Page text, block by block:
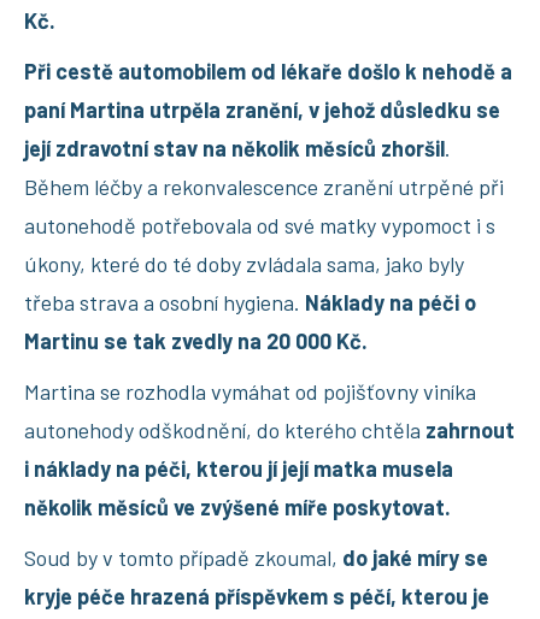
Kč.
Při cestě automobilem od lékaře došlo k nehodě a
paní Martina utrpěla zranění, v jehož důsledku se
její zdravotní stav na několik měsíců zhoršil.
Během léčby a rekonvalescence zranění utrpěné při
autonehodě potřebovala od své matky vypomoct i s
úkony, které do té doby zvládala sama, jako byly
třeba strava a osobní hygiena. Náklady na péči o
Martinu se tak zvedly na 20 000 Kč.
Martina se rozhodla vymáhat od pojišťovny viníka
autonehody odškodnění, do kterého chtěla zahrnout
i náklady na péči, kterou jí její matka musela
několik měsíců ve zvýšené míře poskytovat.
Soud by v tomto případě zkoumal, do jaké míry se
kryje péče hrazená příspěvkem s péčí, kterou je